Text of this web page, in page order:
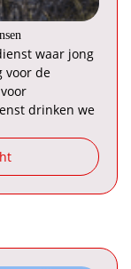
waar jong
voor de
drinken we